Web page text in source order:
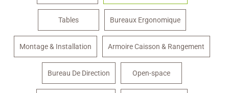
Tables Bureaux Ergonomique
Montage & Installation Armoire Caisson & Rangement
Bureau De Direction Open-space